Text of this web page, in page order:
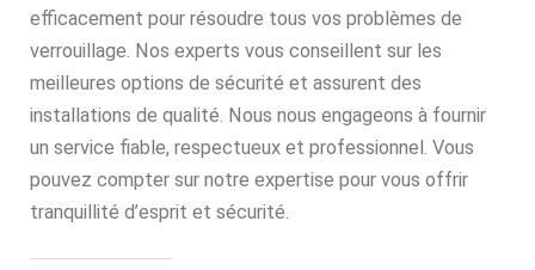
efficacement pour résoudre tous vos problèmes de
verrouillage. Nos experts vous conseillent sur les
meilleures options de sécurité et assurent des
installations de qualité. Nous nous engageons à fournir
un service fiable, respectueux et professionnel. Vous
pouvez compter sur notre expertise pour vous offrir
tranquillité d’esprit et sécurité.